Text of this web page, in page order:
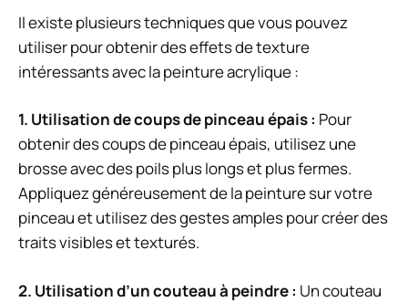
Il existe plusieurs techniques que vous pouvez
utiliser pour obtenir des effets de texture
intéressants avec la peinture acrylique :
1. Utilisation de coups de pinceau épais: Pour
obtenir des coups de pinceau épais, utilisez une
brosse avec des poils plus longs et plus fermes.
Appliquez généreusement de la peinture sur votre
pinceau et utilisez des gestes amples pour créer des
traits visibles et texturés.
2. Utilisation d’un couteau à peindre: Un couteau